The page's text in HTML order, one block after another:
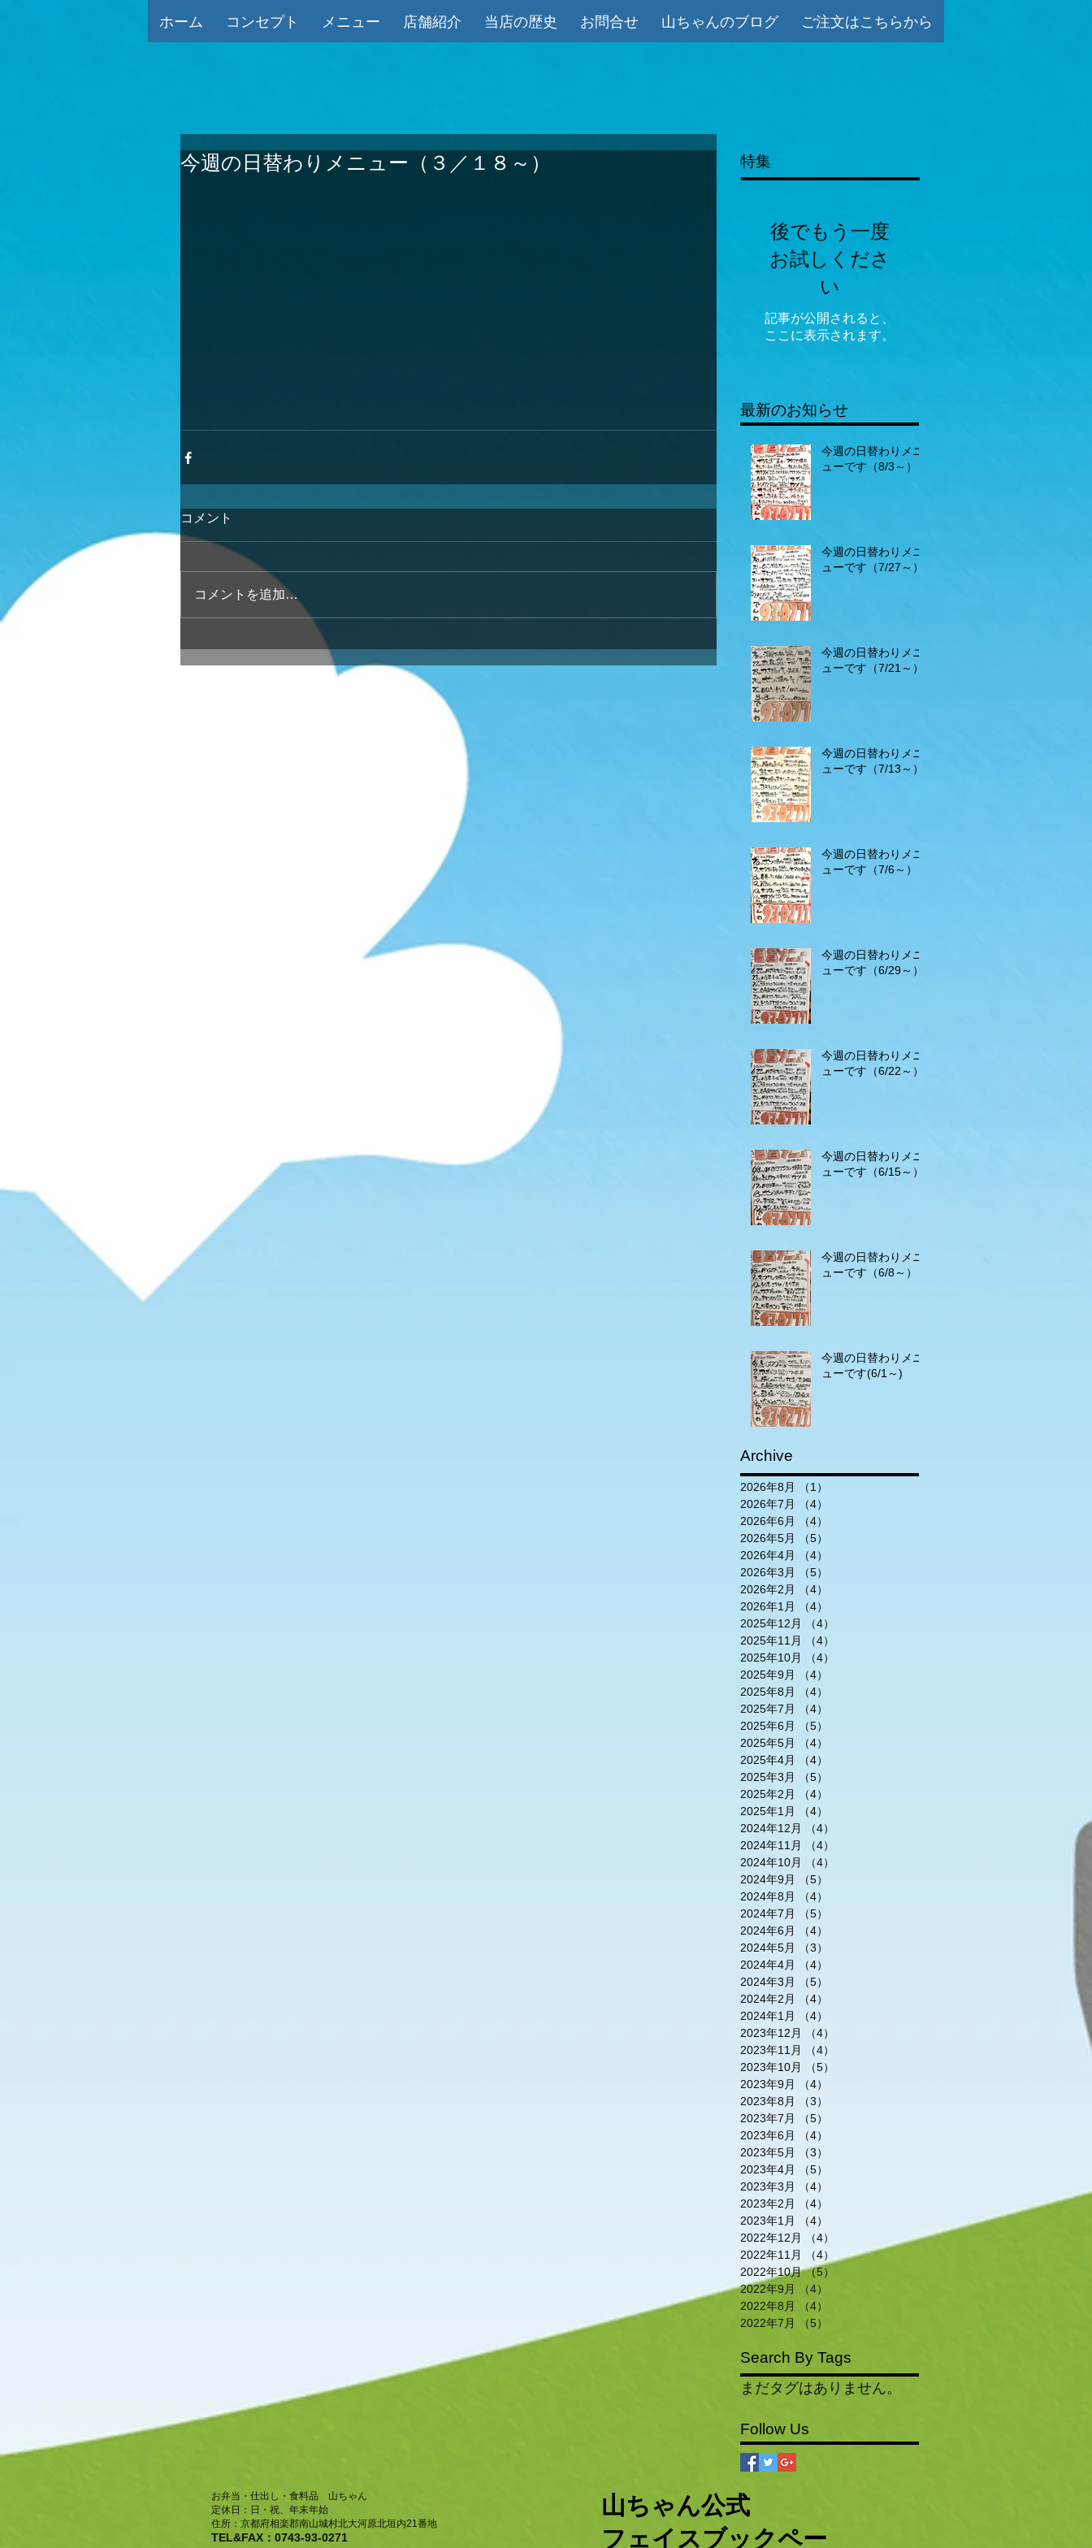
ホーム コンセプト メニュー 店舗紹介 当店の歴史 お問合せ 山ちゃんのブログ ご注文はこちらから
今週の日替わりメニュー（３／１８～）
コメント
コメントを追加…
特集
後でもう一度
お試しくださ
い
記事が公開されると、
ここに表示されます。
最新のお知らせ
今週の日替わりメニ
ューです（8/3～）
今週の日替わりメニ
ューです（7/27～）
今週の日替わりメニ
ューです（7/21～）
今週の日替わりメニ
ューです（7/13～）
今週の日替わりメニ
ューです（7/6～）
今週の日替わりメニ
ューです（6/29～）
今週の日替わりメニ
ューです（6/22～）
今週の日替わりメニ
ューです（6/15～）
今週の日替わりメニ
ューです（6/8～）
今週の日替わりメニ
ューです(6/1～)
Archive
2026年8月 （1）
2026年7月
（4）
2026年6月
（4）
2026年5月
（5）
2026年4月
（4）
2026年3月
（5）
2026年2月
（4）
2026年1月
（4）
2025年12月
（4）
2025年11月
（4）
2025年10月
（4）
2025年9月
（4）
2025年8月
（4）
2025年7月
（4）
2025年6月
（5）
2025年5月
（4）
2025年4月
（4）
2025年3月
（5）
2025年2月
（4）
2025年1月
（4）
2024年12月
（4）
2024年11月
（4）
2024年10月
（4）
2024年9月
（5）
2024年8月
（4）
2024年7月
（5）
2024年6月
（4）
2024年5月
（3）
2024年4月
（4）
2024年3月
（5）
2024年2月
（4）
2024年1月
（4）
2023年12月
（4）
2023年11月
（4）
2023年10月
（5）
2023年9月
（4）
2023年8月
（3）
2023年7月
（5）
2023年6月
（4）
2023年5月
（3）
2023年4月
（5）
2023年3月
（4）
2023年2月
（4）
2023年1月
（4）
2022年12月
（4）
2022年11月
（4）
4件の記事
2022年10月 （5）
2022年9月
（4）
2022年8月
（4）
2022年7月
（5）
Search By Tags
まだタグはありません。
Follow Us
お弁当・仕出し・食料品 山ちゃん
​定休日：日・祝、年末年始
住所：京都府相楽郡南山城村北大河原北垣内21番地
TEL&FAX：0743-93-0271
​山ちゃん公式
フェイスブックペー